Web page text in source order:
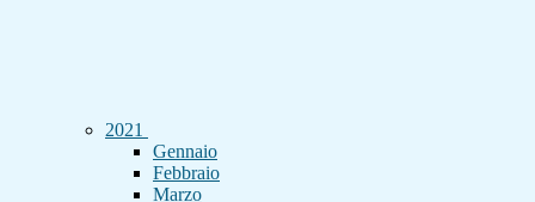
2021
Gennaio
Febbraio
Marzo